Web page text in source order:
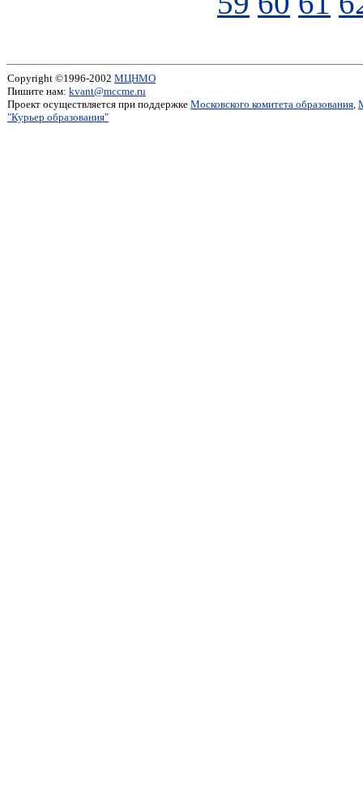
Copyright ©1996-2002 МЦНМО
Пишите нам: kvant@mccme.ru
Проект осуществляется при поддержке Московского комитета образования,
"Курьер образования"